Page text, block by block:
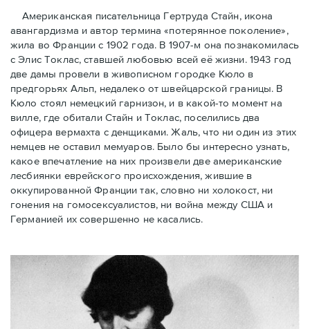
Американская писательница Гертруда Стайн, икона
авангардизма и автор термина «потерянное поколение»,
жила во Франции с 1902 года. В 1907-м она познакомилась
с Элис Токлас, ставшей любовью всей её жизни. 1943 год
две дамы провели в живописном городке Кюло в
предгорьях Альп, недалеко от швейцарской границы. В
Кюло стоял немецкий гарнизон, и в какой-то момент на
вилле, где обитали Стайн и Токлас, поселились два
офицера вермахта с денщиками. Жаль, что ни один из этих
немцев не оставил мемуаров. Было бы интересно узнать,
какое впечатление на них произвели две американские
лесбиянки еврейского происхождения, жившие в
оккупированной Франции так, словно ни холокост, ни
гонения на гомосексуалистов, ни война между США и
Германией их совершенно не касались.